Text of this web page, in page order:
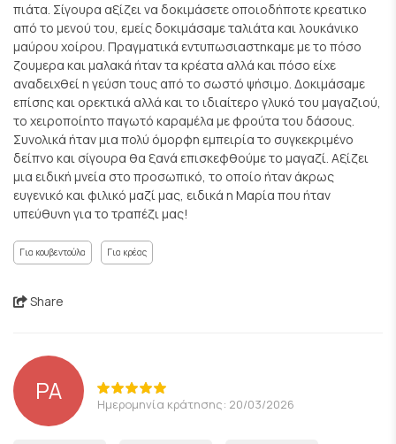
πιάτα. Σίγουρα αξίζει να δοκιμάσετε οποιοδήποτε κρεατικο
από το μενού του, εμείς δοκιμάσαμε ταλιάτα και λουκάνικο
μαύρου χοίρου. Πραγματικά εντυπωσιαστηκαμε με το πόσο
ζουμερα και μαλακά ήταν τα κρέατα αλλά και πόσο είχε
αναδειχθεί η γεύση τους από το σωστό ψήσιμο. Δοκιμάσαμε
επίσης και ορεκτικά αλλά και το ιδιαίτερο γλυκό του μαγαζιού,
το χειροποίητο παγωτό καραμέλα με φρούτα του δάσους.
Συνολικά ήταν μια πολύ όμορφη εμπειρία το συγκεκριμένο
δείπνο και σίγουρα θα ξανά επισκεφθούμε το μαγαζί. Αξίζει
μια ειδική μνεία στο προσωπικό, το οποίο ήταν άκρως
ευγενικό και φιλικό μαζί μας, ειδικά η Μαρία που ήταν
υπεύθυνη για το τραπέζι μας!
Για κουβεντούλα Για κρέας
Share
PA Ημερομηνία κράτησης: 20/03/2026